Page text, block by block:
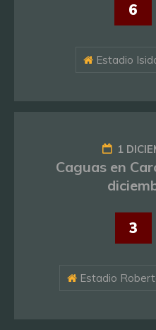
6
Estadio
1
Caguas en
3
Estadio